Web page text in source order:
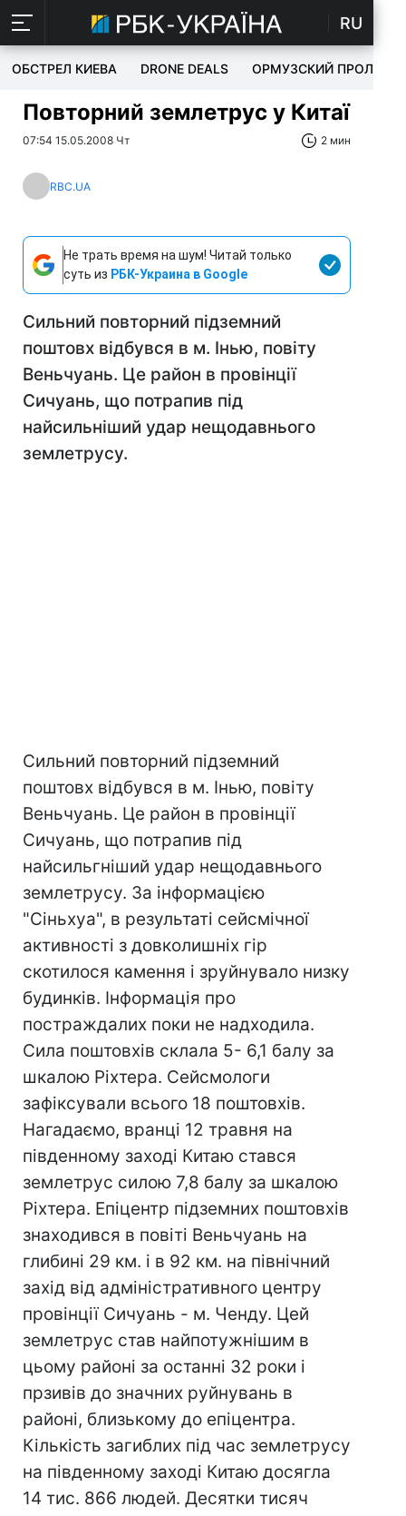
RU
ОБСТРЕЛ КИЕВА DRONE DEALS ОРМУЗСКИЙ ПРОЛИВ
Повторний землетрус у Китаї
07:54 15.05.2008 Чт 2 мин
RBC.UA
Не трать время на шум! Читай только
суть из РБК-Украина в Google
Сильний повторний підземний
поштовх відбувся в м. Інью, повіту
Веньчуань. Це район в провінції
Сичуань, що потрапив під
найсильніший удар нещодавнього
землетрусу.
Сильний повторний підземний
поштовх відбувся в м. Інью, повіту
Веньчуань. Це район в провінції
Сичуань, що потрапив під
найсильгніший удар нещодавнього
землетрусу. За інформацією
"Сіньхуа", в результаті сейсмічної
активності з довколишніх гір
скотилося камення і зруйнувало низку
будинків. Інформація про
постраждалих поки не надходила.
Сила поштовхів склала 5- 6,1 балу за
шкалою Ріхтера. Сейсмологи
зафіксували всього 18 поштовхів.
Нагадаємо, вранці 12 травня на
південному заході Китаю стався
землетрус силою 7,8 балу за шкалою
Ріхтера. Епіцентр підземних поштовхів
знаходився в повіті Веньчуань на
глибині 29 км. і в 92 км. на північний
захід від адміністративного центру
провінції Сичуань - м. Ченду. Цей
землетрус став найпотужнішим в
цьому районі за останні 32 роки і
прзивів до значних руйнувань в
районі, близькому до епіцентра.
Кількість загиблих під час землетрусу
на південному заході Китаю досягла
14 тис. 866 людей. Десятки тисяч